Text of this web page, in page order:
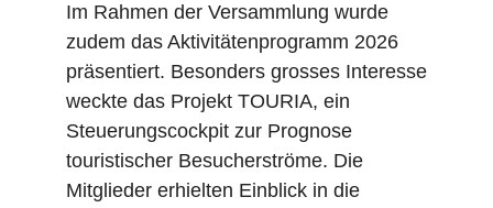
Im Rahmen der Versammlung wurde
zudem das Aktivitätenprogramm 2026
präsentiert. Besonders grosses Interesse
weckte das Projekt TOURIA, ein
Steuerungscockpit zur Prognose
touristischer Besucherströme. Die
Mitglieder erhielten Einblick in die